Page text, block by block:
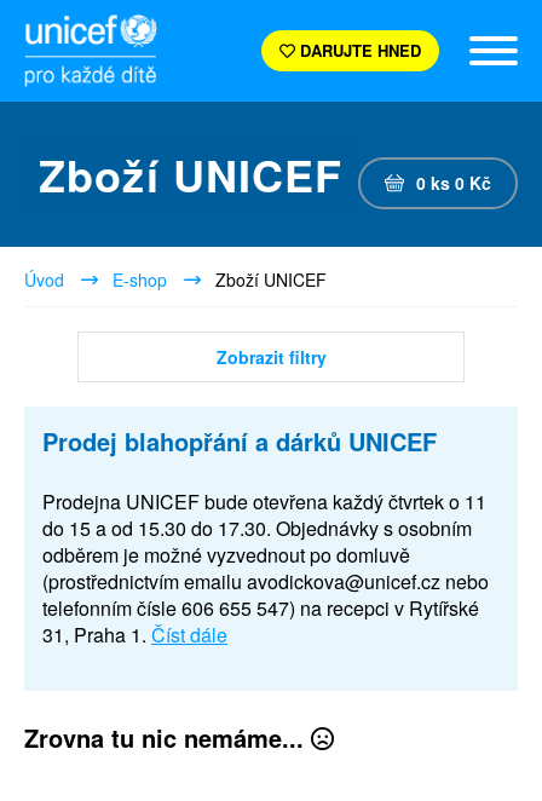
DARUJTE HNED
Zboží UNICEF 0 ks 0 Kč
Úvod E-shop Zboží UNICEF
Zobrazit filtry
Prodej blahopřání a dárků UNICEF
Prodejna UNICEF bude otevřena každý čtvrtek o 11
do 15 a od 15.30 do 17.30. Objednávky s osobním
odběrem je možné vyzvednout po domluvě
(prostřednictvím emailu avodickova@unicef.cz nebo
telefonním čísle 606 655 547) na recepci v Rytířské
31, Praha 1. Číst dále
Zrovna tu nic nemáme...